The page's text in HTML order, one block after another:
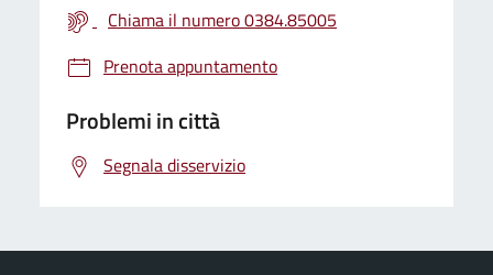
Chiama il numero 0384.85005
Prenota appuntamento
Problemi in città
Segnala disservizio